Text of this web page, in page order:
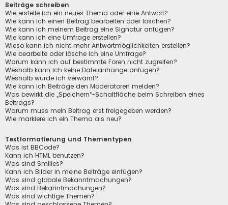
Beiträge schreiben
Wie erstelle ich ein neues Thema oder eine Antwort?
Wie kann ich einen Beitrag bearbeiten oder löschen?
Wie kann ich meinem Beitrag eine Signatur anfügen?
Wie kann ich eine Umfrage erstellen?
Wieso kann ich nicht mehr Antwortmöglichkeiten erstellen?
Wie bearbeite oder lösche ich eine Umfrage?
Warum kann ich auf bestimmte Foren nicht zugreifen?
Weshalb kann ich keine Dateianhänge anfügen?
Weshalb wurde ich verwarnt?
Wie kann ich Beiträge den Moderatoren melden?
Was bewirkt die „Speichern“-Schaltfläche beim Schreiben eines
Beitrags?
Warum muss mein Beitrag erst freigegeben werden?
Wie markiere ich ein Thema als neu?
Textformatierung und Thementypen
Was ist BBCode?
Kann ich HTML benutzen?
Was sind Smilies?
Kann ich Bilder in meine Beiträge einfügen?
Was sind globale Bekanntmachungen?
Was sind Bekanntmachungen?
Was sind wichtige Themen?